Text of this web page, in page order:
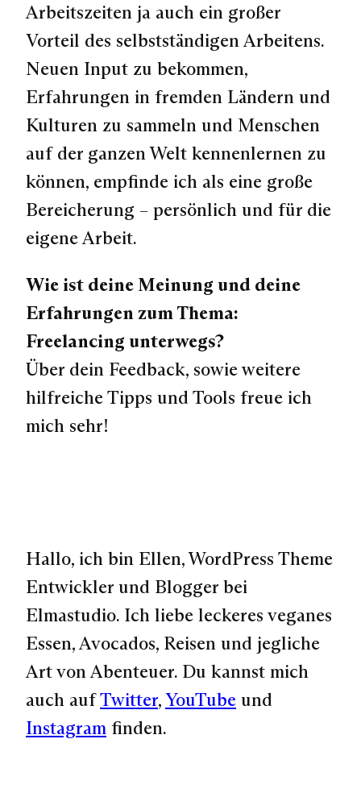
Arbeitszeiten ja auch ein großer
Vorteil des selbstständigen Arbeitens.
Neuen Input zu bekommen,
Erfahrungen in fremden Ländern und
Kulturen zu sammeln und Menschen
auf der ganzen Welt kennenlernen zu
können, empfinde ich als eine große
Bereicherung – persönlich und für die
eigene Arbeit.
Wie ist deine Meinung und deine
Erfahrungen zum Thema:
Freelancing unterwegs?
Über dein Feedback, sowie weitere
hilfreiche Tipps und Tools freue ich
mich sehr!
Hallo, ich bin Ellen, WordPress Theme
Entwickler und Blogger bei
Elmastudio. Ich liebe leckeres veganes
Essen, Avocados, Reisen und jegliche
Art von Abenteuer. Du kannst mich
auch aufTwitter,YouTube und
Instagram finden.